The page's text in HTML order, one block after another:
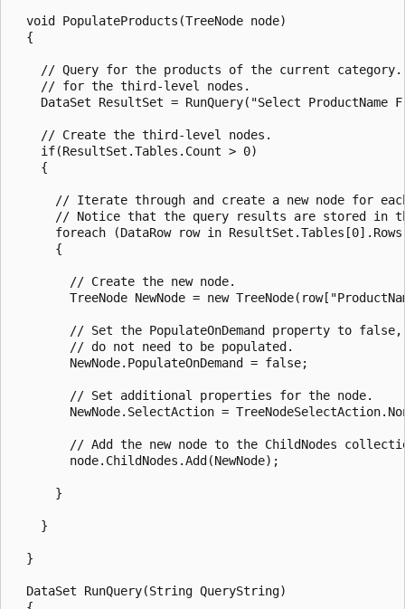
  void PopulateProducts(TreeNode node)
  {
// Query for the products of the current
    // for the third-level nodes.
DataSet ResultSet = RunQuery("Select ProductName
    // Create the third-level nodes.
    if(ResultSet.Tables.Count > 0)
    {
// Iterate through and create a new node for
// Notice that the query results are stored in
foreach (DataRow row in
      {
        // Create the new node.
TreeNode NewNode = new
// Set the PopulateOnDemand property to
        // do not need to be populated.
        NewNode.PopulateOnDemand = false;
        // Set additional properties for the node.
NewNode.SelectAction =
// Add the new node to the ChildNodes
        node.ChildNodes.Add(NewNode);
      }
    }
  }
  DataSet RunQuery(String QueryString)